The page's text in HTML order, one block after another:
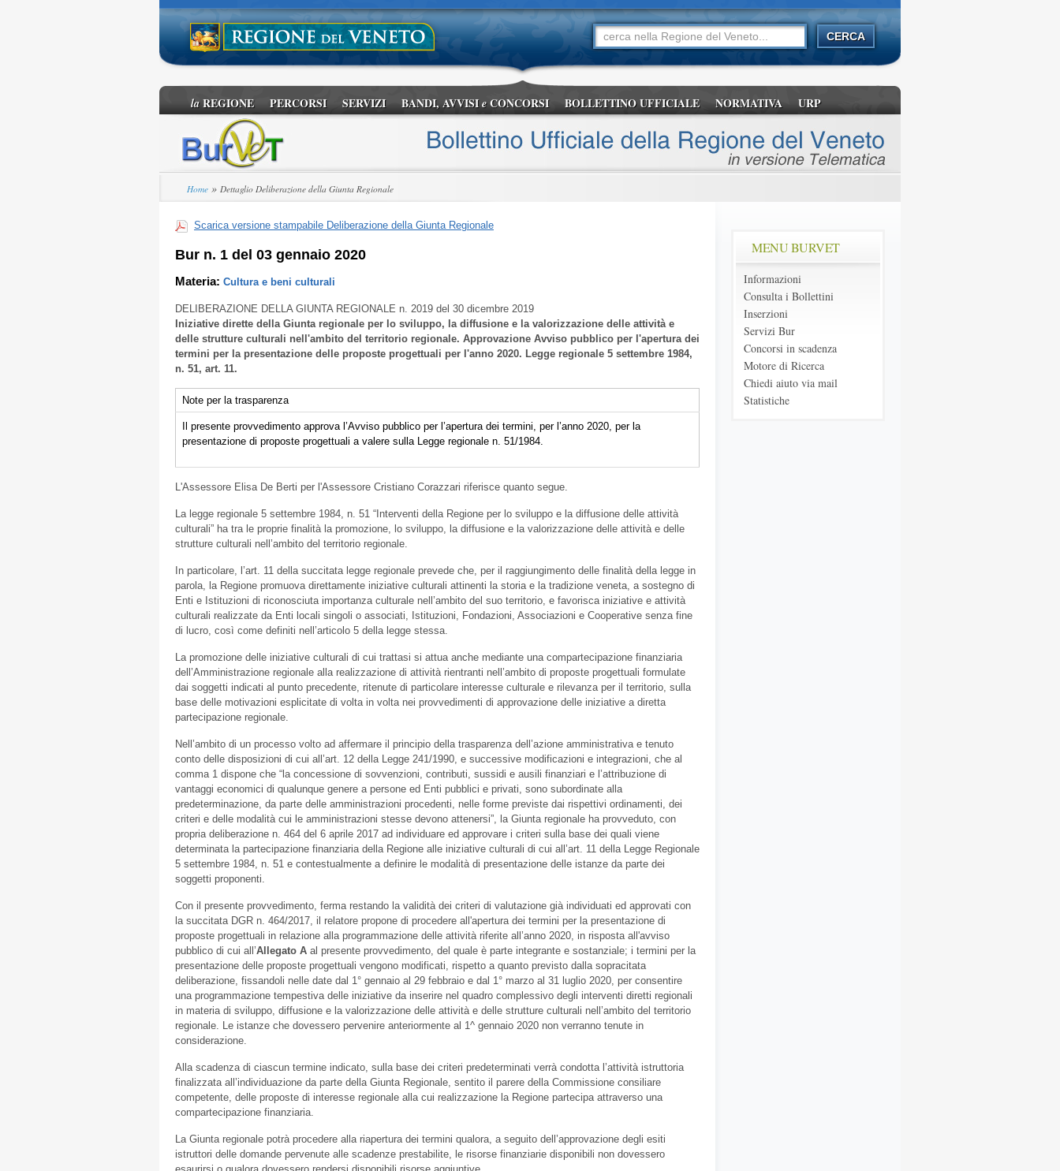
laREGIONE PERCORSI SERVIZI BANDI, AVVISIeCONCORSI BOLLETTINO UFFICIALE NORMATIVA URP
Home » Dettaglio Deliberazione della Giunta Regionale
Scarica versione stampabile Deliberazione della Giunta Regionale
Bur n. 1 del 03 gennaio 2020
Materia: Cultura e beni culturali
DELIBERAZIONE DELLA GIUNTA REGIONALE n. 2019 del 30 dicembre 2019
Iniziative dirette della Giunta regionale per lo sviluppo, la diffusione e la valorizzazione delle attività e
delle strutture culturali nell'ambito del territorio regionale. Approvazione Avviso pubblico per l'apertura dei
termini per la presentazione delle proposte progettuali per l'anno 2020. Legge regionale 5 settembre 1984,
n. 51, art. 11.
Note per la trasparenza
Il presente provvedimento approva l’Avviso pubblico per l’apertura dei termini, per l’anno 2020, per la
presentazione di proposte progettuali a valere sulla Legge regionale n. 51/1984.
L'Assessore Elisa De Berti per l'Assessore Cristiano Corazzari riferisce quanto segue.
La legge regionale 5 settembre 1984, n. 51 “Interventi della Regione per lo sviluppo e la diffusione delle attività
culturali” ha tra le proprie finalità la promozione, lo sviluppo, la diffusione e la valorizzazione delle attività e delle
strutture culturali nell’ambito del territorio regionale.
In particolare, l’art. 11 della succitata legge regionale prevede che, per il raggiungimento delle finalità della legge in
parola, la Regione promuova direttamente iniziative culturali attinenti la storia e la tradizione veneta, a sostegno di
Enti e Istituzioni di riconosciuta importanza culturale nell’ambito del suo territorio, e favorisca iniziative e attività
culturali realizzate da Enti locali singoli o associati, Istituzioni, Fondazioni, Associazioni e Cooperative senza fine
di lucro, così come definiti nell’articolo 5 della legge stessa.
La promozione delle iniziative culturali di cui trattasi si attua anche mediante una compartecipazione finanziaria
dell’Amministrazione regionale alla realizzazione di attività rientranti nell’ambito di proposte progettuali formulate
dai soggetti indicati al punto precedente, ritenute di particolare interesse culturale e rilevanza per il territorio, sulla
base delle motivazioni esplicitate di volta in volta nei provvedimenti di approvazione delle iniziative a diretta
partecipazione regionale.
Nell’ambito di un processo volto ad affermare il principio della trasparenza dell’azione amministrativa e tenuto
conto delle disposizioni di cui all’art. 12 della Legge 241/1990, e successive modificazioni e integrazioni, che al
comma 1 dispone che “la concessione di sovvenzioni, contributi, sussidi e ausili finanziari e l’attribuzione di
vantaggi economici di qualunque genere a persone ed Enti pubblici e privati, sono subordinate alla
predeterminazione, da parte delle amministrazioni procedenti, nelle forme previste dai rispettivi ordinamenti, dei
criteri e delle modalità cui le amministrazioni stesse devono attenersi”, la Giunta regionale ha provveduto, con
propria deliberazione n. 464 del 6 aprile 2017 ad individuare ed approvare i criteri sulla base dei quali viene
determinata la partecipazione finanziaria della Regione alle iniziative culturali di cui all’art. 11 della Legge Regionale
5 settembre 1984, n. 51 e contestualmente a definire le modalità di presentazione delle istanze da parte dei
soggetti proponenti.
Con il presente provvedimento, ferma restando la validità dei criteri di valutazione già individuati ed approvati con
la succitata DGR n. 464/2017, il relatore propone di procedere all'apertura dei termini per la presentazione di
proposte progettuali in relazione alla programmazione delle attività riferite all’anno 2020, in risposta all'avviso
pubblico di cui all’Allegato A al presente provvedimento, del quale è parte integrante e sostanziale; i termini per la
presentazione delle proposte progettuali vengono modificati, rispetto a quanto previsto dalla sopracitata
deliberazione, fissandoli nelle date dal 1° gennaio al 29 febbraio e dal 1° marzo al 31 luglio 2020, per consentire
una programmazione tempestiva delle iniziative da inserire nel quadro complessivo degli interventi diretti regionali
in materia di sviluppo, diffusione e la valorizzazione delle attività e delle strutture culturali nell’ambito del territorio
regionale. Le istanze che dovessero pervenire anteriormente al 1^ gennaio 2020 non verranno tenute in
considerazione.
Alla scadenza di ciascun termine indicato, sulla base dei criteri predeterminati verrà condotta l’attività istruttoria
finalizzata all’individuazione da parte della Giunta Regionale, sentito il parere della Commissione consiliare
competente, delle proposte di interesse regionale alla cui realizzazione la Regione partecipa attraverso una
compartecipazione finanziaria.
La Giunta regionale potrà procedere alla riapertura dei termini qualora, a seguito dell’approvazione degli esiti
istruttori delle domande pervenute alle scadenze prestabilite, le risorse finanziarie disponibili non dovessero
MENU BURVET
Informazioni
Consulta i Bollettini
Inserzioni
Servizi Bur
Concorsi in scadenza
Motore di Ricerca
Chiedi aiuto via mail
Statistiche